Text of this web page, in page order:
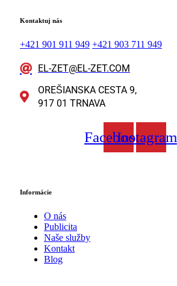
Kontaktuj nás
+421 901 911 949 +421 903 711 949
EL-ZET@EL-ZET.COM
OREŠIANSKA CESTA 9,
917 01 TRNAVA
FacebookInstagram
Informácie
O nás
Publicita
Naše služby
Kontakt
Blog